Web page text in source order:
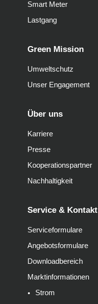
Smart Meter
Lastgang
Green Mission
Umweltschutz
Unser Engagement
Über uns
Karriere
Presse
Kooperationspartner
Nachhaltigkeit
Service & Kontakt
Serviceformulare
Angebotsformulare
Downloadbereich
Marktinformationen
Strom